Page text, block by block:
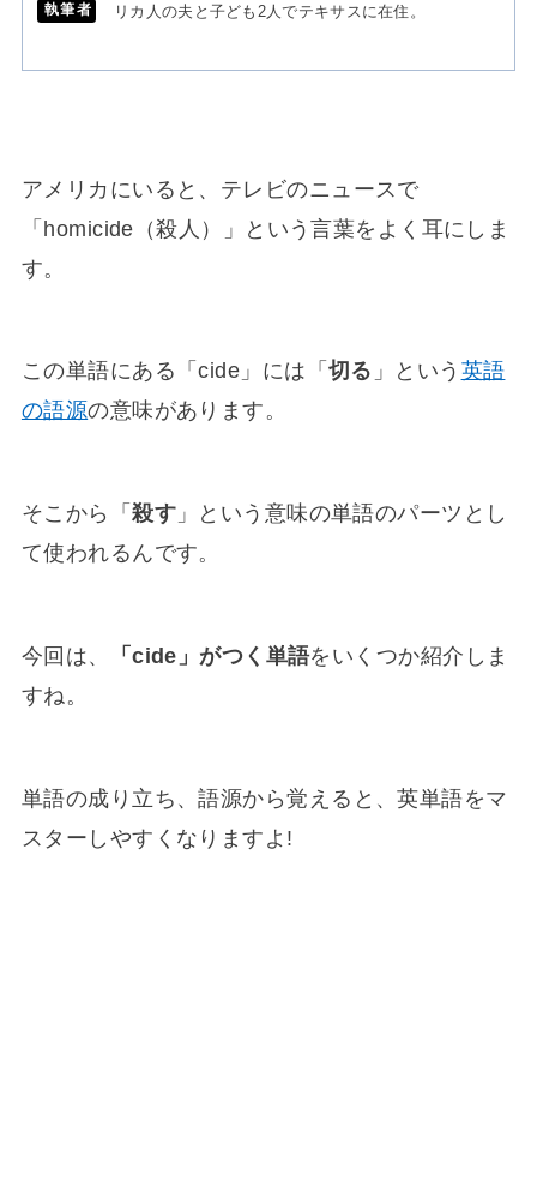
執筆者
リカ人の夫と子ども2人でテキサスに在住。
アメリカにいると、テレビのニュースで
「homicide（殺人）」という言葉をよく耳にしま
す。
この単語にある「cide」には「 切る 」という 英語
の語源の意味があります。
そこから「殺す」という意味の単語のパーツとし
て使われるんです。
今回は、 「cide」がつく単語をいくつか紹介しま
すね。
単語の成り立ち、語源から覚えると、英単語をマ
スターしやすくなりますよ!